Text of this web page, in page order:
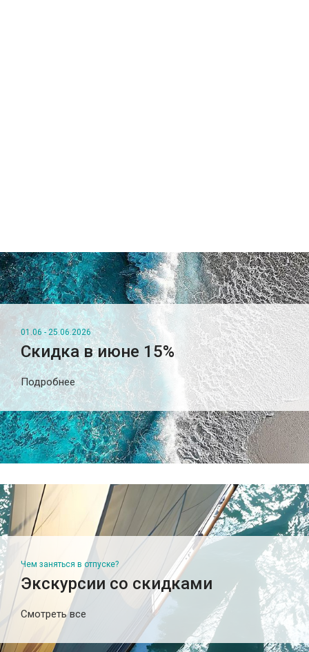
01.06 - 25.06.2026
Скидка в июне 15%
Подробнее
Чем заняться в отпуске?
Экскурсии со скидками
Смотреть все